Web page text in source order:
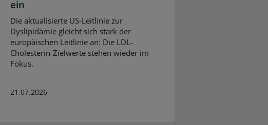
ein
Die aktualisierte US-Leitlinie zur
Dyslipidämie gleicht sich stark der
europäischen Leitlinie an: Die LDL-
Cholesterin-Zielwerte stehen wieder im
Fokus.
21.07.2026